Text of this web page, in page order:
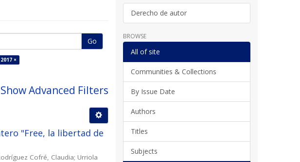
Go
×
Show Advanced Filters
"Free, la libertad de
Cofré, Claudia; Urriola
Derecho de autor
BROWSE
All of site
Communities & Collections
By Issue Date
Authors
Titles
Subjects